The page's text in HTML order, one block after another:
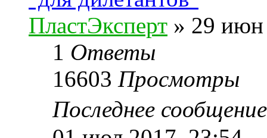
ПластЭксперт » 29 июн
1 Ответы
16603 Просмотры
Последнее